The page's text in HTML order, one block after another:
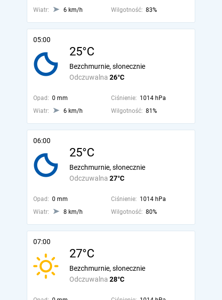
Wiatr:
6 km/h Wilgotność: 83%
05:00
25°C
Odczuwalna 26°C
Bezchmurnie, słonecznie
Opad: 0 mm Ciśnienie: 1014 hPa
Wiatr:
6 km/h Wilgotność: 81%
06:00
25°C
Odczuwalna 27°C
Bezchmurnie, słonecznie
Opad: 0 mm Ciśnienie: 1014 hPa
Wiatr:
8 km/h Wilgotność: 80%
07:00
27°C
Odczuwalna 28°C
Bezchmurnie, słonecznie